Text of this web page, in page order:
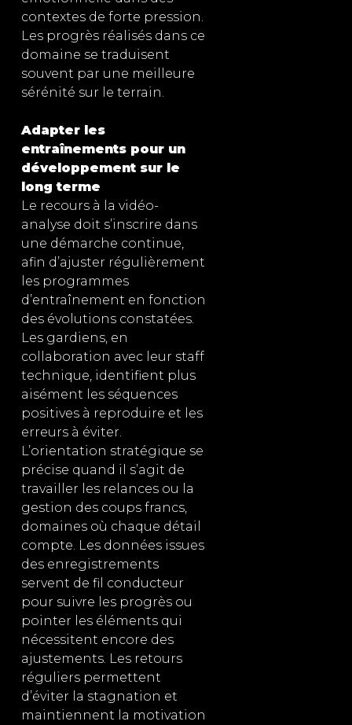
contextes de forte pression.
Les progrès réalisés dans ce
domaine se traduisent
souvent par une meilleure
sérénité sur le terrain.
Adapter les
entraînements pour un
développement sur le
long terme
Le recours à la vidéo-
analyse doit s’inscrire dans
une démarche continue,
afin d’ajuster régulièrement
les programmes
d’entraînement en fonction
des évolutions constatées.
Les gardiens, en
collaboration avec leur staff
technique, identifient plus
aisément les séquences
positives à reproduire et les
erreurs à éviter.
L’orientation stratégique se
précise quand il s’agit de
travailler les relances ou la
gestion des coups francs,
domaines où chaque détail
compte. Les données issues
des enregistrements
servent de fil conducteur
pour suivre les progrès ou
pointer les éléments qui
nécessitent encore des
ajustements. Les retours
réguliers permettent
d’éviter la stagnation et
maintiennent la motivation